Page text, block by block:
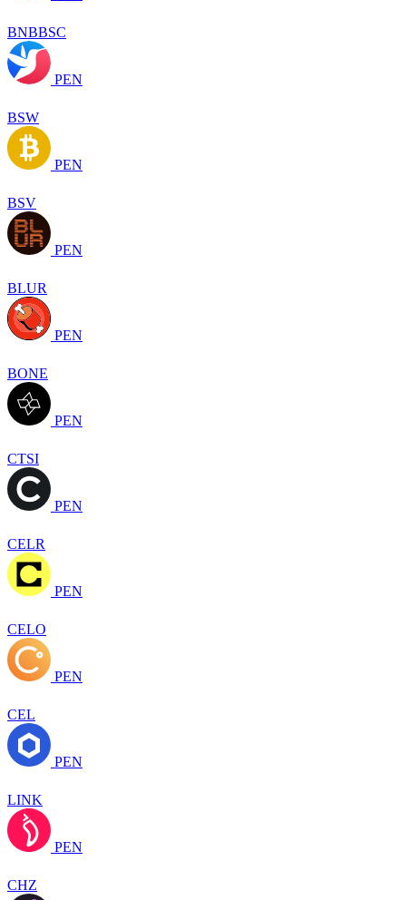
BNBBSC
PEN
BSW
PEN
BSV
PEN
BLUR
PEN
BONE
PEN
CTSI
PEN
CELR
PEN
CELO
PEN
CEL
PEN
LINK
PEN
CHZ